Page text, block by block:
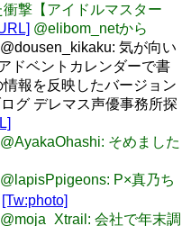
撃【アイドルマスター
@elibom_netから
気が向い
ドベントカレンダーで書
報を反映したバージョン
グ デレマス声優事務所探
そめました
P×真乃ち
[Tw:photo]
会社で年末調